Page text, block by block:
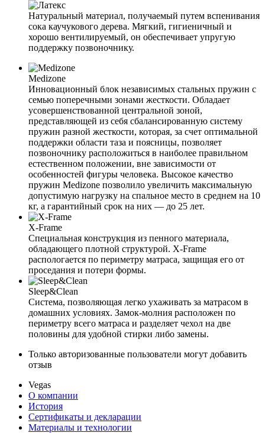
Натуральный материал, получаемый путем вспенивания
сока каучукового дерева. Мягкий, гигиеничный и
хорошо вентилируемый, он обеспечивает упругую
поддержку позвоночнику.
Medizone
Инновационный блок независимых стальных пружин с
семью поперечными зонами жесткости. Обладает
усовершенствованной центральной зоной,
представляющей из себя сбалансированную систему
пружин разной жесткости, которая, за счет оптимальной
поддержки области таза и поясницы, позволяет
позвоночнику расположиться в наиболее правильном
естественном положении, вне зависимости от
особенностей фигуры человека. Высокое качество
пружин Medizone позволило увеличить максимальную
допустимую нагрузку на спальное место в среднем на 10
кг, а гарантийный срок на них — до 25 лет.
X-Frame
Специальная конструкция из пенного материала,
обладающего плотной структурой. X-Frame
распологается по периметру матраса, защищая его от
проседания и потери формы.
Sleep&Clean
Система, позволяющая легко ухаживать за матрасом в
домашних условиях. Замок-молния расположен по
периметру всего матраса и разделяет чехол на две
половины для удобной стирки либо замены.
Только авторизованные пользователи могут добавить
отзыв
Vegas
О компании
История
Сертификаты и декларации
Материалы и технологии